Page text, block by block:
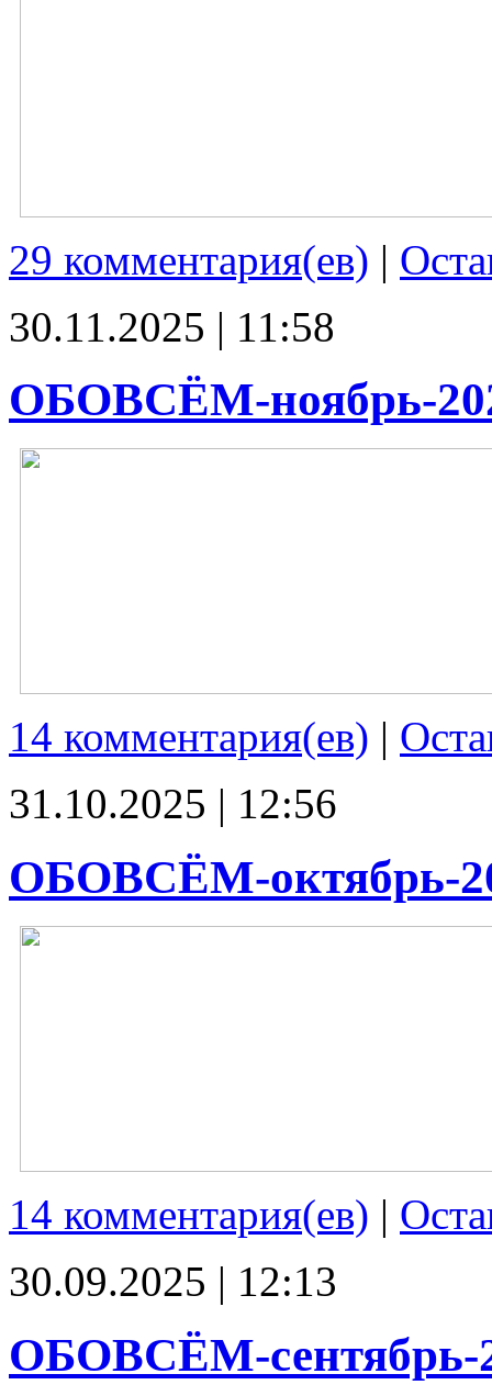
29 комментария(ев) |
30.11.2025 | 11:58
ОБОВСЁМ-ноябрь-
14 комментария(ев) |
31.10.2025 | 12:56
ОБОВСЁМ-октябрь-
14 комментария(ев) |
30.09.2025 | 12:13
ОБОВСЁМ-сентябрь-